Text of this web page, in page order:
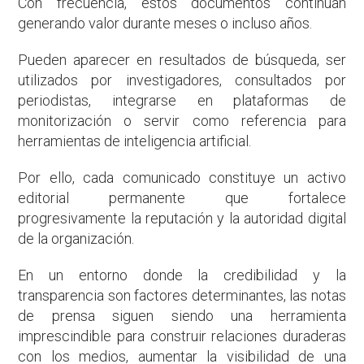
generando valor durante meses o incluso años.
Pueden aparecer en resultados de búsqueda, ser
utilizados por investigadores, consultados por
periodistas, integrarse en plataformas de
monitorización o servir como referencia para
herramientas de inteligencia artificial.
Por ello, cada comunicado constituye un activo
editorial permanente que fortalece
progresivamente la reputación y la autoridad digital
de la organización.
En un entorno donde la credibilidad y la
transparencia son factores determinantes, las notas
de prensa siguen siendo una herramienta
imprescindible para construir relaciones duraderas
con los medios, aumentar la visibilidad de una